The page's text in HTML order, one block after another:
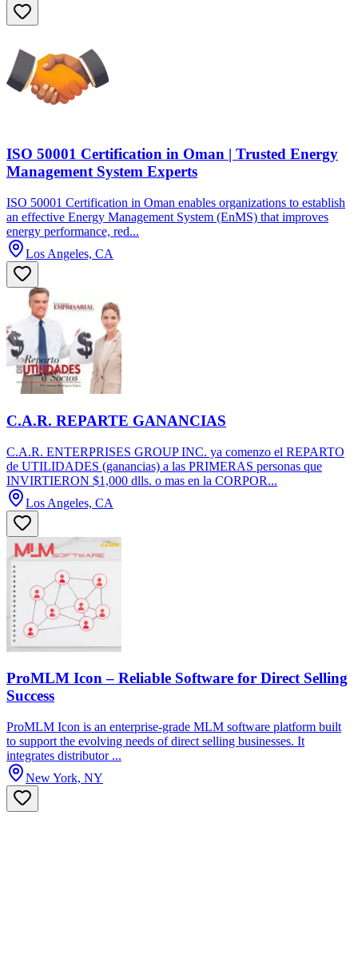
ISO 50001 Certification in Oman | Trusted Energy
Management System Experts
ISO 50001 Certification in Oman enables organizations to establish
an effective Energy Management System (EnMS) that improves
energy performance, red...
Los Angeles, CA
C.A.R. REPARTE GANANCIAS
C.A.R. ENTERPRISES GROUP INC. ya comenzo el REPARTO
de UTILIDADES (ganancias) a las PRIMERAS personas que
INVIRTIERON $1,000 dlls. o mas en la CORPOR...
Los Angeles, CA
ProMLM Icon – Reliable Software for Direct Selling
Success
ProMLM Icon is an enterprise-grade MLM software platform built
to support the evolving needs of direct selling businesses. It
integrates distributor ...
New York, NY